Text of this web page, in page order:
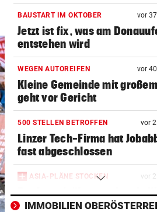
BAUSTART IM OKTOBER vor
Jetzt ist fix, was am
entstehen wird
WEGEN AUTOREIFEN vor
Kleine Gemeinde mit großem
geht vor Gericht
500 STELLEN BETROFFEN vor
Linzer Tech-Firma hat
fast abgeschlossen
ASIA-PLÄNE STOCKEN vor
Doch noch überraschende
um Kult-Wirtshaus?
IMMOBILIEN